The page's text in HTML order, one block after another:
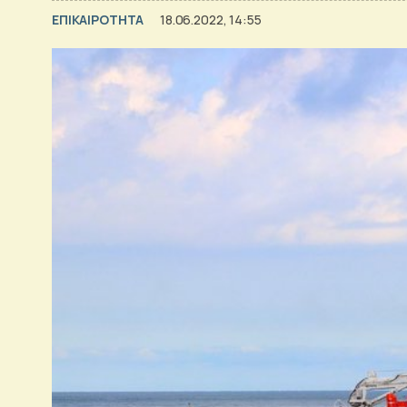
ΕΠΙΚΑΙΡΟΤΗΤΑ 18.06.2022, 14:55